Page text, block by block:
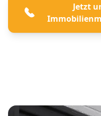
Jetzt